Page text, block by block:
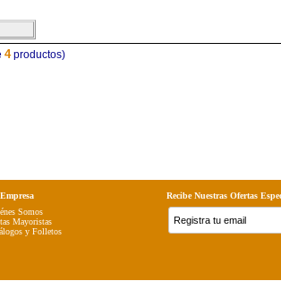
4productos)
Somos
Mayoristas
y Folletos
Recibe Nuestras Ofertas